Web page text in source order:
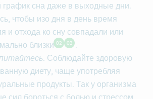
график сна даже в выходные дни.
чтобы изо дня в день время
и отхода ко сну совпадали или
близки 02 03 .
Соблюдайте здоровую
диету, чаще употребляя
продукты. Так у организма